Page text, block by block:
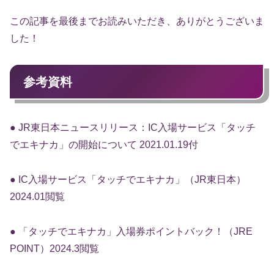
この記事を最後までお読みいただき、ありがとうございま
した！
参考資料
● JR東日本ニュースリリース：IC入場サービス「タッチ
でエキナカ」の開始について 2021.01.19付
● IC入場サービス「タッチでエキナカ」（JR東日本）
2024.01閲覧
● 「タッチでエキナカ」入場券ポイントバック！（JRE
POINT）2024.3閲覧